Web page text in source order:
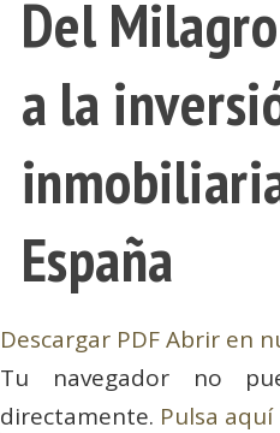
Del
a la
España
Descargar PDFAbrir en
Tu navegador no
directamente. Pulsa